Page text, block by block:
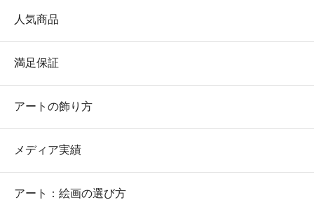
人気商品
満足保証
アートの飾り方
メディア実績
アート：絵画の選び方